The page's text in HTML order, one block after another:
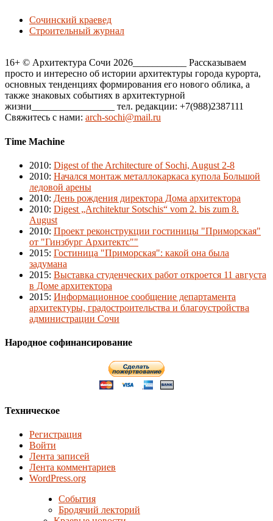
Сочинский краевед
Строительный журнал
16+ © Архитектура Сочи 2026___________ Рассказываем
просто и интересно об истории архитектуры города курорта,
основных тенденциях формирования его нового облика, а
также знаковых событиях в архитектурной
жизни_________________ тел. редакции: +7(988)2387111
Свяжитесь с нами: arch-sochi@mail.ru
Time Machine
2010: Digest of the Architecture of Sochi, August 2-8
2010: Начался монтаж металлокаркаса купола Большой
ледовой арены
2010: День рождения директора Дома архитектора
2010: Digest „Architektur Sotschis“ vom 2. bis zum 8.
August
2010: Проект реконструкции гостиницы "Приморская"
от "Гинзбург Архитектс""
2015: Гостиница "Приморская": какой она была
задумана
2015: Выставка студенческих работ откроется 11 августа
в Доме архитектора
2015: Информационное сообщение департамента
архитектуры, градостроительства и благоустройства
администрации Сочи
Народное софинансирование
Техническое
Регистрация
Войти
Лента записей
Лента комментариев
WordPress.org
События
Бродячий лекторий